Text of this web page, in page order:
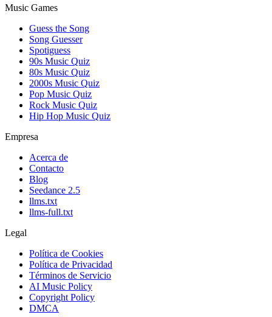
Music Games
Guess the Song
Song Guesser
Spotiguess
90s Music Quiz
80s Music Quiz
2000s Music Quiz
Pop Music Quiz
Rock Music Quiz
Hip Hop Music Quiz
Empresa
Acerca de
Contacto
Blog
Seedance 2.5
llms.txt
llms-full.txt
Legal
Política de Cookies
Política de Privacidad
Términos de Servicio
AI Music Policy
Copyright Policy
DMCA